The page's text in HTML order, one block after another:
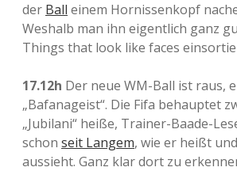
der Ball einem Hornissenkopf
Weshalb man ihn eigentlich ganz
Things that look like faces
17.12h Der neue WM-Ball ist raus,
„Bafanageist“. Die Fifa behauptet
„Jubilani“ heiße, Trainer-Baade-
schon seit Langem, wie er heißt
aussieht. Ganz klar dort zu